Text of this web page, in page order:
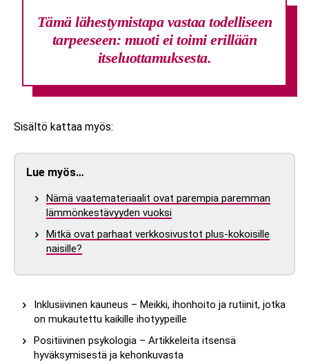
Tämä lähestymistapa vastaa todelliseen
tarpeeseen: muoti ei toimi erillään
itseluottamuksesta.
Sisältö kattaa myös:
Lue myös…
Nämä vaatemateriaalit ovat parempia paremman
lämmönkestävyyden vuoksi
Mitkä ovat parhaat verkkosivustot plus-kokoisille
naisille?
Inklusiivinen kauneus – Meikki, ihonhoito ja rutiinit, jotka
on mukautettu kaikille ihotyypeille
Positiivinen psykologia – Artikkeleita itsensä
hyväksymisestä ja kehonkuvasta